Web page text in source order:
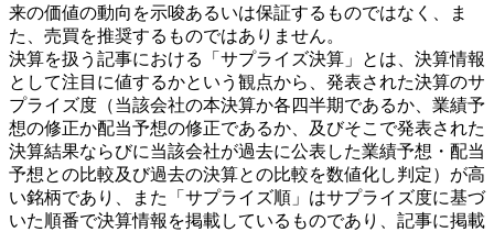
来の価値の動向を示唆あるいは保証するものではなく、ま
た、売買を推奨するものではありません。
決算を扱う記事における「サプライズ決算」とは、決算情報
として注目に値するかという観点から、発表された決算のサ
プライズ度（当該会社の本決算か各四半期であるか、業績予
想の修正か配当予想の修正であるか、及びそこで発表された
決算結果ならびに当該会社が過去に公表した業績予想・配当
予想との比較及び過去の決算との比較を数値化し判定）が高
い銘柄であり、また「サプライズ順」はサプライズ度に基づ
いた順番で決算情報を掲載しているものであり、記事に掲載